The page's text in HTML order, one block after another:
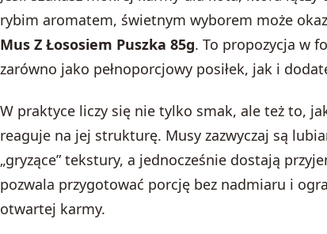
rybim aromatem, świetnym wyborem może
Mus Z Łososiem Puszka 85g. To propozycja w
zarówno jako pełnoporcjowy posiłek, jak i
W praktyce liczy się nie tylko smak, ale też to,
reaguje na jej strukturę. Musy zazwyczaj są
„gryzące” tekstury, a jednocześnie dostają
pozwala przygotować porcję bez nadmiaru i
otwartej karmy.